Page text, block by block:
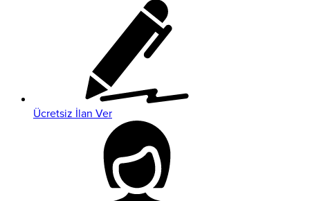
Ücretsiz İlan Ver